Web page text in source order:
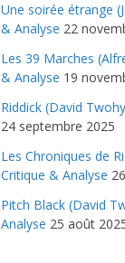
Une soirée étrange
& Analyse 22
Les 39 Marches
& Analyse 19
Riddick (David
24 septembre 2025
Les Chroniques de
Critique & Analyse
Pitch Black (David
Analyse 25 août